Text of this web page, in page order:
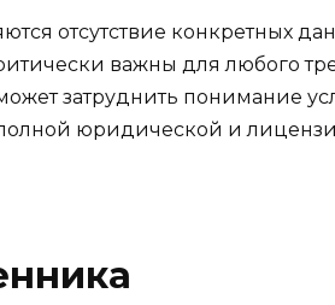
отсутствие конкретных
важны для любого
затруднить понимание
полной юридической и